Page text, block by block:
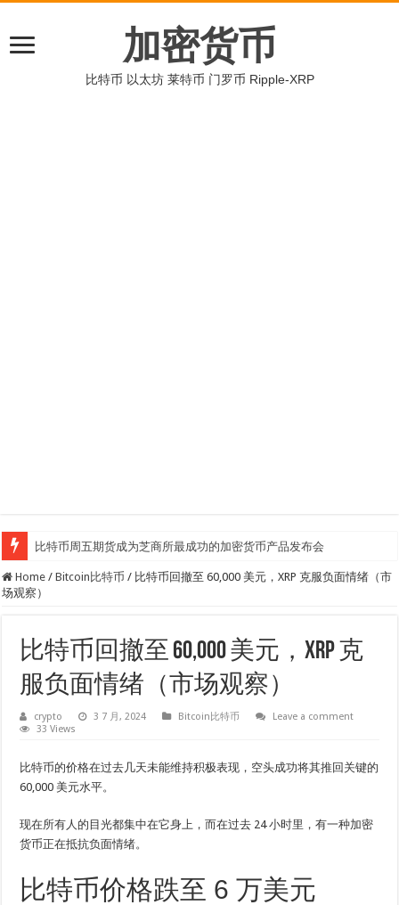
加密货币
比特币 以太坊 莱特币 门罗币 Ripple-XRP
比特币周五期货成为芝商所最成功的加密货币产品发布会
Home / Bitcoin比特币 / 比特币回撤至 60,000 美元，XRP 克服负面情绪（市
场观察）
比特币回撤至 60,000 美元，XRP 克
服负面情绪（市场观察）
crypto 3 7 月, 2024 Bitcoin比特币
Leave a comment
33 Views
比特币的价格在过去几天未能维持积极表现，空头成功将其推回关键的
60,000 美元水平。
现在所有人的目光都集中在它身上，而在过去 24 小时里，有一种加密
货币正在抵抗负面情绪。
比特币价格跌至 6 万美元